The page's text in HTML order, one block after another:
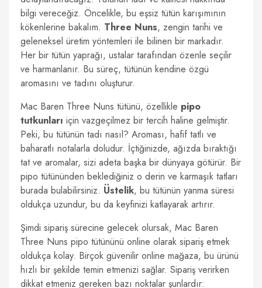
bilgi vereceğiz. Öncelikle, bu eşsiz tütün karışımının
kökenlerine bakalım. Three Nuns, zengin tarihi ve
geleneksel üretim yöntemleri ile bilinen bir markadır.
Her bir tütün yaprağı, ustalar tarafından özenle seçilir
ve harmanlanır. Bu süreç, tütünün kendine özgü
aromasını ve tadını oluşturur.
Mac Baren Three Nuns tütünü, özellikle pipo
tutkunları için vazgeçilmez bir tercih haline gelmiştir.
Peki, bu tütünün tadı nasıl? Aroması, hafif tatlı ve
baharatlı notalarla doludur. İçtiğinizde, ağızda bıraktığı
tat ve aromalar, sizi adeta başka bir dünyaya götürür. Bir
pipo tütününden beklediğiniz o derin ve karmaşık tatları
burada bulabilirsiniz. Üstelik, bu tütünün yanma süresi
oldukça uzundur, bu da keyfinizi katlayarak artırır.
Şimdi sipariş sürecine gelecek olursak, Mac Baren
Three Nuns pipo tütününü online olarak sipariş etmek
oldukça kolay. Birçok güvenilir online mağaza, bu ürünü
hızlı bir şekilde temin etmenizi sağlar. Sipariş verirken
dikkat etmeniz gereken bazı noktalar şunlardır: